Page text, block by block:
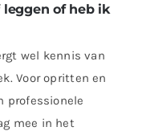
of heb ik
wel kennis van
Voor opritten en
professionele
mee in het